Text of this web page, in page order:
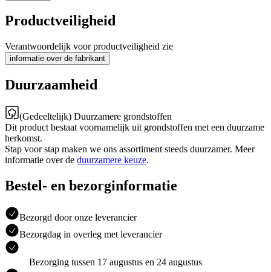
Productveiligheid
Verantwoordelijk voor productveiligheid zie
informatie over de fabrikant
Duurzaamheid
(Gedeeltelijk) Duurzamere grondstoffen
Dit product bestaat voornamelijk uit grondstoffen met een duurzame
herkomst.
Stap voor stap maken we ons assortiment steeds duurzamer. Meer
informatie over de duurzamere keuze.
Bestel- en bezorginformatie
Bezorgd door onze leverancier
Bezorgdag in overleg met leverancier
Bezorging tussen 17 augustus en 24 augustus